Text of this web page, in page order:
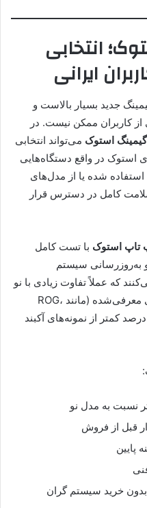
انتخابی
ایرانی
جدید بسیار بالاست و
کاربران ممکن نیست. در
استوک می‌تواند انتخابی
استوک در واقع دستگاه‌هایی
شده یا از مدل‌های
کامل در دسترس قرار
تاپ استوک با تست کامل
به‌روزرسانی سیستم
که عملاً تفاوت زیادی با نو
ندارند. شما می‌توانید همین مدل‌های معرفی‌شده (مانند ROG،
Legion و Omen) را با قیمتی تا ۴۰ درصد کمتر از نمونه‌های آکبند
قبل از فروش
پایین
خرید سیستم گران